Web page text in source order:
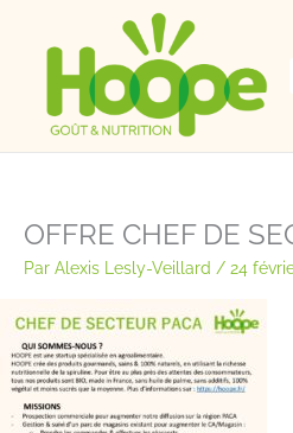
OFFRE CHEF DE
Par Alexis Lesly-Veillard / 24